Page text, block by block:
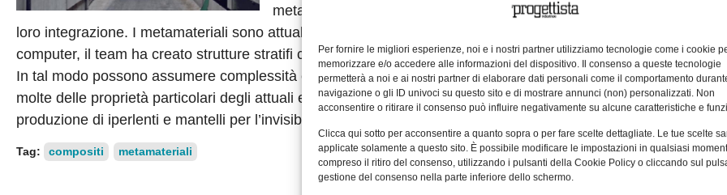
Per fornire le migliori esperienze, noi e i nostri partner utilizziamo tecnologie come i cookie
memorizzare e/o accedere alle informazioni del dispositivo. Il consenso a queste tecnologie
permetterà a noi e ai nostri partner di elaborare dati personali come il comportamento
navigazione o gli ID univoci su questo sito e di mostrare annunci (non) personalizzati. Non
acconsentire o ritirare il consenso può influire negativamente su alcune caratteristiche e
Clicca qui sotto per acconsentire a quanto sopra o per fare scelte dettagliate. Le tue scelte
applicate solamente a questo sito. È possibile modificare le impostazioni in qualsiasi
compreso il ritiro del consenso, utilizzando i pulsanti della Cookie Policy o cliccando sul
gestione del consenso nella parte inferiore dello schermo.
metamateriali è determinato dalle proprietà delle loro unità costitutive e
loro integrazione. I metamateriali sono attualmente utilizzati in applicazioni d’avanguardia. Grazie a simulazioni
computer, il team ha creato strutture stratifi cate, in cui i diversi bit di metamateriali costituiscono byte di
In tal modo possono assumere complessità e funzionalità via via crescenti. Queste simulazioni possono
molte delle proprietà particolari degli attuali e più complessi metamateriali e potrebbero trovare applicazione
produzione di iperlenti e mantelli per l’invisibilità.
Tag: compositi metamateriali